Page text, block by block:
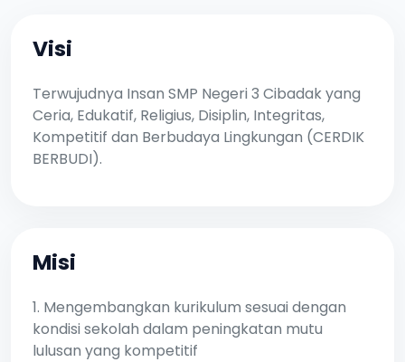
Visi
Terwujudnya Insan SMP Negeri 3 Cibadak yang
Ceria, Edukatif, Religius, Disiplin, Integritas,
Kompetitif dan Berbudaya Lingkungan (CERDIK
BERBUDI).
Misi
1. Mengembangkan kurikulum sesuai dengan
kondisi sekolah dalam peningkatan mutu
lulusan yang kompetitif